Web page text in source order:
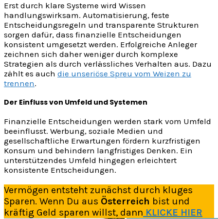
Erst durch klare Systeme wird Wissen
handlungswirksam. Automatisierung, feste
Entscheidungsregeln und transparente Strukturen
sorgen dafür, dass finanzielle Entscheidungen
konsistent umgesetzt werden. Erfolgreiche Anleger
zeichnen sich daher weniger durch komplexe
Strategien als durch verlässliches Verhalten aus. Dazu
zählt es auch die unseriöse Spreu vom Weizen zu
trennen.
Der Einfluss von Umfeld und Systemen
Finanzielle Entscheidungen werden stark vom Umfeld
beeinflusst. Werbung, soziale Medien und
gesellschaftliche Erwartungen fördern kurzfristigen
Konsum und behindern langfristiges Denken. Ein
unterstützendes Umfeld hingegen erleichtert
konsistente Entscheidungen.
Vermögen entsteht zunächst durch kluges
Sparen. Wenn Du aus Österreich bist und
kräftig Geld sparen willst, dann KLICKE HIER